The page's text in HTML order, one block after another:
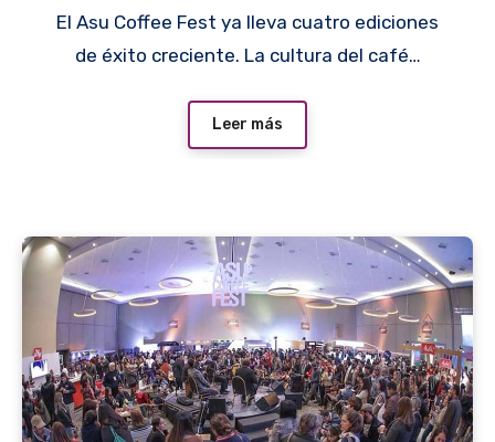
El Asu Coffee Fest ya lleva cuatro ediciones
de éxito creciente. La cultura del café…
Leer más